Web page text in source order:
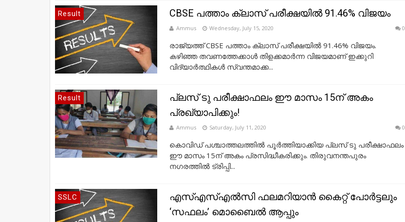
Result CBSE പത്താം ക്ലാസ് പരീക്ഷയിൽ 91.46% വിജയം
Ammus Wednesday, July 15, 2020 0
രാജ്യത്ത് CBSE പത്താം ക്ലാസ് പരീക്ഷയിൽ 91.46% വിജയം.
കഴിഞ്ഞ തവണത്തേക്കാൾ തിളക്കമാർന്ന വിജയമാണ് ഇക്കുറി
വിദ്യാർത്ഥികൾ സ്വന്തമാക്ക...
Result
പ്ലസ് ടു പരീക്ഷാഫലം ഈ മാസം 15ന് അകം
പ്രഖ്യാപിക്കും!
Ammus Saturday, July 11, 2020 0
കൊവിഡ് പശ്ചാത്തലത്തിൽ പൂർത്തിയാക്കിയ പ്ലസ് ടു പരീക്ഷാഫലം
ഈ മാസം 15ന് അകം പ്രസിദ്ധീകരിക്കും. തിരുവനന്തപുരം
നഗരത്തിൽ ട്രിപ്പി...
SSLC
എസ്എസ്എല്‍സി ഫലമറിയാന്‍ കൈറ്റ്‌ പോര്‍ട്ടലും
‘സഫലം’ മൊബൈല്‍ ആപ്പും